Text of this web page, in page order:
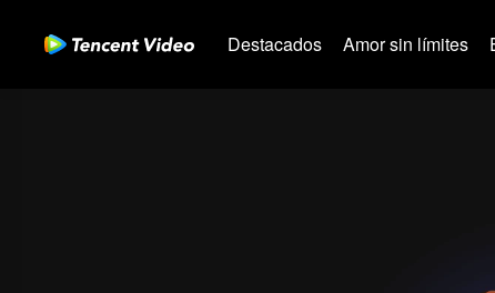
Destacados Amor sin límites